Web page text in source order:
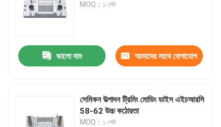
MOQ：১ সেট
ভালো দাম আমাদের সাথে যোগাযোগ
সেমিকন উত্পাদন ট্রিমিং মোডিং ডাইস এইচআরসি
58-62 উচ্চ কঠোরতা
MOQ：১ সেট